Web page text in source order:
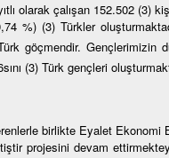
olarak çalışan 152.502 (3)
%) (3) Türkler
göçmendir. Gençlerimizin
(3) Türk gençleri
birlikte Eyalet Ekonomi
projesini devam